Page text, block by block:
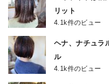
リット
4.1k件のビュー
ヘナ、ナチュラ
ル
4.1k件のビュー